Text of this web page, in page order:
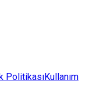
PolitikasıKullanım